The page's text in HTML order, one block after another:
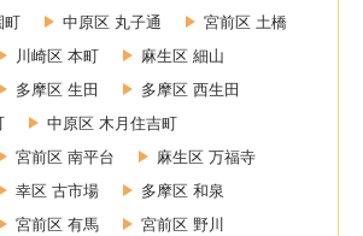
町
中原区 丸子通
宮前区 土橋
川崎区 本町
麻生区 細山
多摩区 生田
多摩区 西生田
中原区 木月住吉町
宮前区 南平台
麻生区 万福寺
幸区 古市場
多摩区 和泉
宮前区 有馬
宮前区 野川